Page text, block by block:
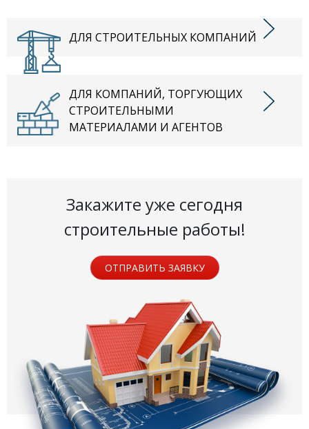
ДЛЯ СТРОИТЕЛЬНЫХ КОМПАНИЙ
ДЛЯ КОМПАНИЙ, ТОРГУЮЩИХ
СТРОИТЕЛЬНЫМИ
МАТЕРИАЛАМИ И АГЕНТОВ
Закажите уже сегодня
строительные работы!
ОТПРАВИТЬ ЗАЯВКУ